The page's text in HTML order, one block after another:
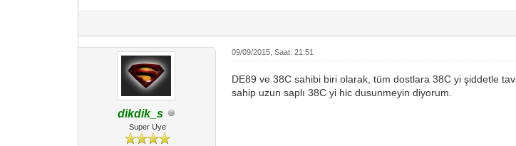
dikdik_s
Super Uye
09/09/2015, Saat: 21:51
DE89 ve 38C sahibi biri olarak, tüm dostlara 38C yi şiddetle
sahip uzun saplı 38C yi hic dusunmeyin diyorum.